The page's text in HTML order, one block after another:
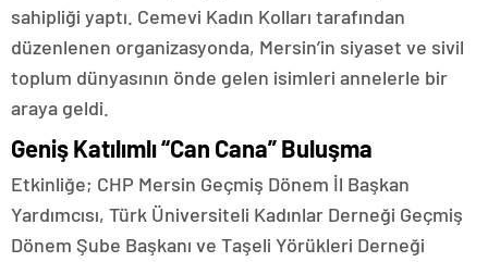
sahipliği yaptı. Cemevi Kadın Kolları tarafından
düzenlenen organizasyonda, Mersin’in siyaset ve sivil
toplum dünyasının önde gelen isimleri annelerle bir
araya geldi.
Geniş Katılımlı “Can Cana” Buluşma
Etkinliğe; CHP Mersin Geçmiş Dönem İl Başkan
Yardımcısı, Türk Üniversiteli Kadınlar Derneği Geçmiş
Dönem Şube Başkanı ve Taşeli Yörükleri Derneği